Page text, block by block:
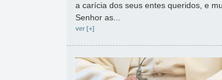
a carícia dos seus entes queridos, e
Senhor as...
ver [+]